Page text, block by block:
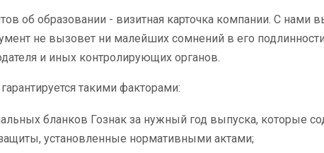
об образовании - визитная карточка компании. С нами
не вызовет ни малейших сомнений в его
и иных контролирующих органов.
такими факторами:
бланков Гознак за нужный год выпуска, которые
установленные нормативными актами;